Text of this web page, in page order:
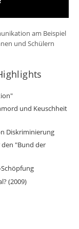
am Beispiel
und Schülern
Opens
in
new
und Keuschheit
DiskriminierungOpens
den "Bund der
Opens
(2009)Opens